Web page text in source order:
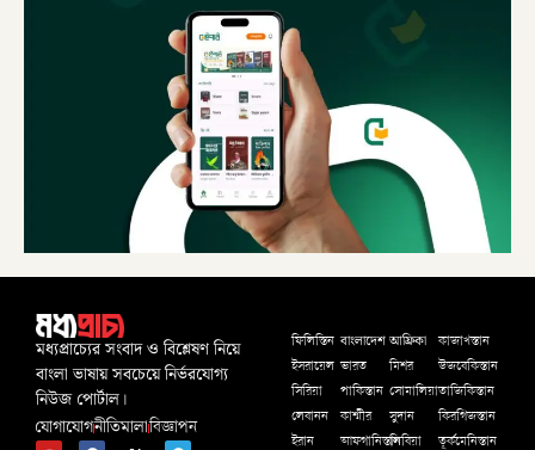
মধ্যপ্রাচ্যের সংবাদ ও বিশ্লেষণ নিয়ে
বাংলা ভাষায় সবচেয়ে নির্ভরযোগ্য
নিউজ পোর্টাল।
যোগাযোগনীতিমালাবিজ্ঞাপন
ফিলিস্তিন
ইসরায়েল
সিরিয়া
লেবানন
ইরান
বাংলাদেশ
ভারত
পাকিস্তান
কাশ্মীর
আফগানিস্তান
আফ্রিকা
মিশর
সোমালিয়া
সুদান
লিবিয়া
কাজাখস্তান
উজবেকিস্তান
তাজিকিস্তান
কিরগিজস্তান
তূর্কমেনিস্তান